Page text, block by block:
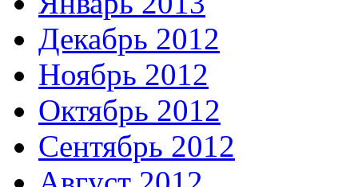
Декабрь 2012
Ноябрь 2012
Октябрь 2012
Сентябрь 2012